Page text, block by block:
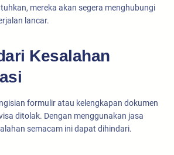
mereka akan segera menghubungi
lancar.
Kesalahan
formulir atau kelengkapan dokumen
ditolak. Dengan menggunakan jasa
semacam ini dapat dihindari.